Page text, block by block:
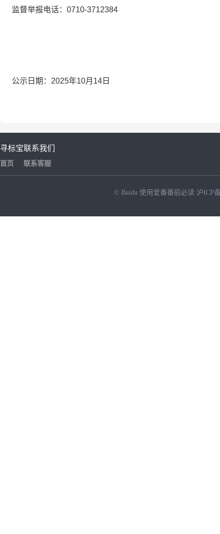
监督举报电话： 0710-3712384
公示日期： 2025年10月14日
寻标宝
首页
联系我们
联系客服
© Baidu 使用爱番番前必读 沪ICP